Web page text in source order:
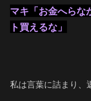
マキ「お金へらな
ト買えるな」
私は言葉に詰まり、